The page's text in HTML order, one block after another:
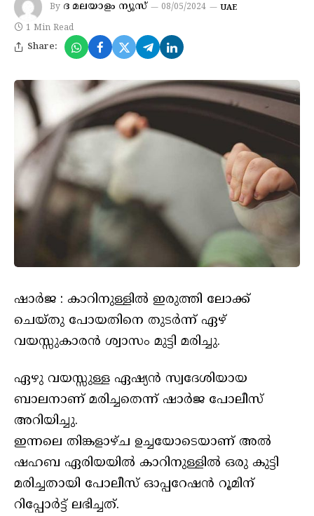
By ദ മലയാളം ന്യൂസ് 08/05/2024 UAE
1 Min Read
Share:
ഷാർജ : കാറിനുള്ളിൽ ഇരുത്തി ലോക്ക്
ചെയ്തു പോയതിനെ തുടർന്ന് ഏഴ്
വയസ്സുകാരൻ ശ്വാസം മുട്ടി മരിച്ചു.
ഏഴു വയസ്സുള്ള ഏഷ്യൻ സ്വദേശിയായ
ബാലനാണ് മരിച്ചതെന്ന് ഷാർജ പോലീസ്
അറിയിച്ചു.
ഇന്നലെ തിങ്കളാഴ്ച ഉച്ചയോടെയാണ് അൽ
ഷഹബ ഏരിയയിൽ കാറിനുള്ളിൽ ഒരു കുട്ടി
മരിച്ചതായി പോലീസ് ഓപ്പറേഷൻ റൂമിന്
റിപ്പോർട്ട് ലഭിച്ചത്.